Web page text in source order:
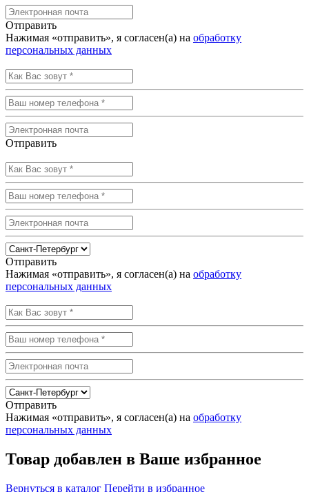
Отправить
Нажимая «отправить», я согласен(а) на обработку
персональных данных
Отправить
Отправить
Нажимая «отправить», я согласен(а) на обработку
персональных данных
Отправить
Нажимая «отправить», я согласен(а) на обработку
персональных данных
Товар добавлен в Ваше избранное
Вернуться в каталог Перейти в избранное